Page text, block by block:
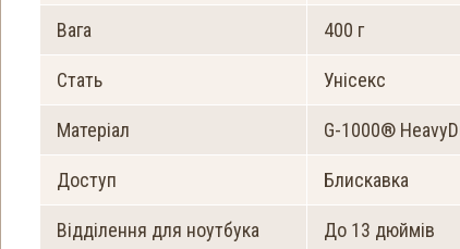
Вага 400 г
Стать Унісекс
Матеріал G-1000®
Доступ Блискавка
Відділення для ноутбука До 13 дюймів